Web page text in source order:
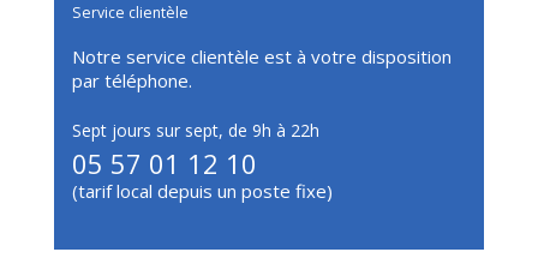
Service clientèle
Notre service clientèle est à votre disposition
par téléphone.
Sept jours sur sept, de 9h à 22h
05 57 01 12 10
(tarif local depuis un poste fixe)